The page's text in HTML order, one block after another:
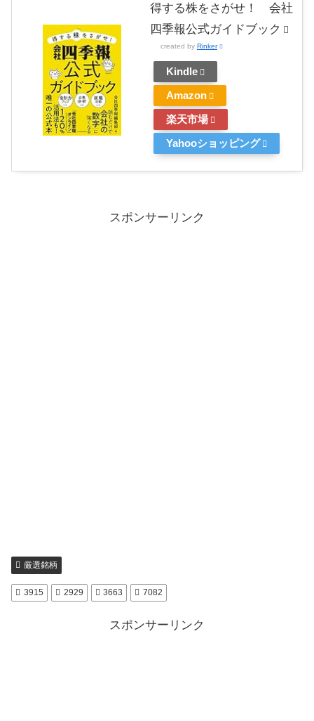
得する株をさがせ！ 会社
四季報公式ガイドブック
created by Rinker
Kindle
Amazon
楽天市場
Yahooショッピング
スポンサーリンク
厳選銘柄
3915 2929 3663 7082
スポンサーリンク